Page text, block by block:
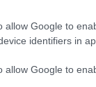
allow Google to
identifiers in
allow Google to